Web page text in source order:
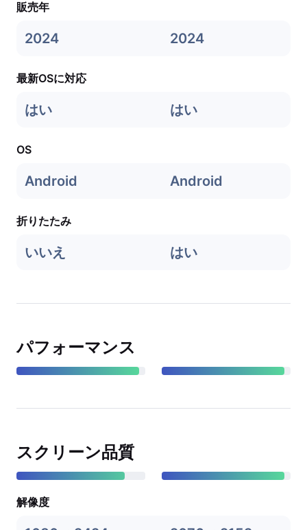
販売年
2024 2024
最新OSに対応
はい はい
OS
Android Android
折りたたみ
いいえ はい
パフォーマンス
スクリーン品質
解像度